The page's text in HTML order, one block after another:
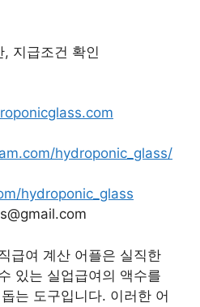
지급조건 확인
hydroponic_glass/
hydroponic_glass
급여 계산 어플은 실직한
있는 실업급여의 액수를
는 도구입니다. 이러한 어